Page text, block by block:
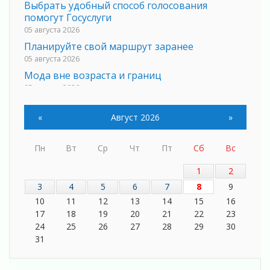
Выбрать удобный способ голосования
помогут Госуслуги
05 августа 2026
Планируйте свой маршрут заранее
05 августа 2026
Мода вне возраста и границ
05 августа 2026
Марафон обновлений
05 августа 2026
Добровольцы огненного фронта
05 августа 2026
Лучшая из лучших
05 августа 2026
Пульс региона
05 августа 2026
ведомства и муниципалитета»
« Август 2026 »
Пн Вт Ср Чт Пт Сб
Вс
1
2
3
4 5 6 7 8
9
10
11 12 13 14 15
16
17
18 19 20 21 22
23
24
25 26 27 28 29
30
31